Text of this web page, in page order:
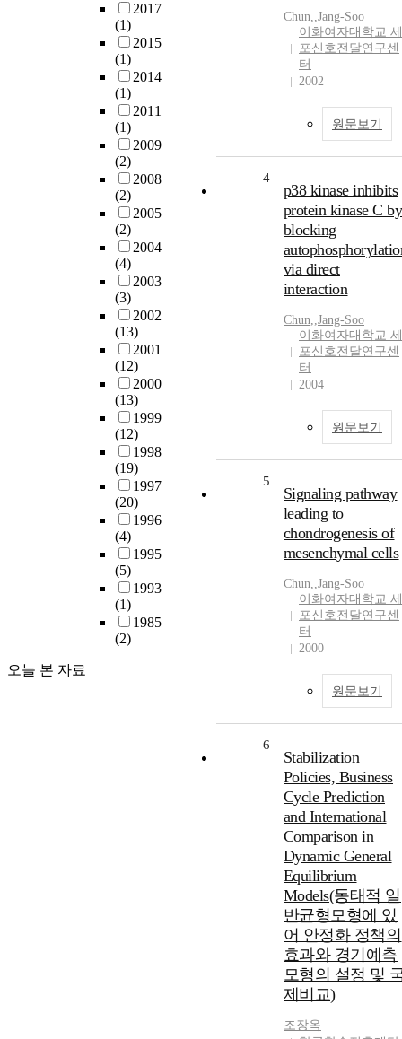
2017
(1)
2015
(1)
2014
(1)
2011
(1)
2009
(2)
2008
(2)
2005
(2)
2004
(4)
2003
(3)
2002
(13)
2001
(12)
2000
(13)
1999
(12)
1998
(19)
1997
(20)
1996
(4)
1995
(5)
1993
(1)
1985
(2)
오늘 본 자료
Chun,,Jang-Soo
이화여자대학교 세
포신호전달연구센
터
2002
원문보기
4
p38 kinase inhibits
protein kinase C by
blocking
via direct
interaction
Chun,,Jang-Soo
이화여자대학교 세
포신호전달연구센
터
2004
원문보기
5
Signaling pathway
leading to
chondrogenesis of
mesenchymal cells
Chun,,Jang-Soo
이화여자대학교 세
포신호전달연구센
터
2000
원문보기
6
Stabilization
Policies, Business
Cycle Prediction
and International
Comparison in
Dynamic General
Equilibrium
Models(동태적 일
반균형모형에 있
어 안정화 정책의
효과와 경기예측
모형의 설정 및
제비교)
조장옥